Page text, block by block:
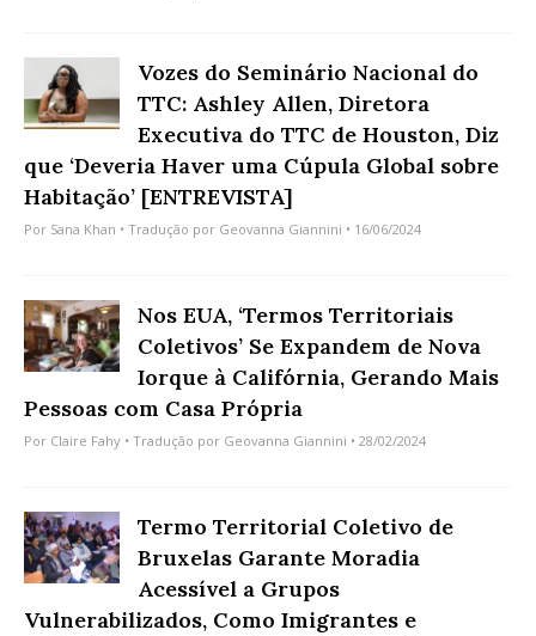
Vozes do Seminário Nacional do
TTC: Ashley Allen, Diretora
Executiva do TTC de Houston, Diz
que ‘Deveria Haver uma Cúpula Global sobre
Habitação’ [ENTREVISTA]
Por Sana Khan • Tradução por Geovanna Giannini • 16/06/2024
Nos EUA, ‘Termos Territoriais
Coletivos’ Se Expandem de Nova
Iorque à Califórnia, Gerando Mais
Pessoas com Casa Própria
Por Claire Fahy • Tradução por Geovanna Giannini • 28/02/2024
Termo Territorial Coletivo de
Bruxelas Garante Moradia
Acessível a Grupos
Vulnerabilizados, Como Imigrantes e